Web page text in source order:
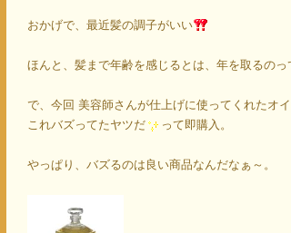
おかげで、最近髪の調子がいい
ほんと、髪まで年齢を感じるとは、年を取るのっ
で、今回 美容師さんが仕上げに使ってくれたオ
これバズってたヤツだ
って即購入。
やっぱり、バズるのは良い商品なんだなぁ～。